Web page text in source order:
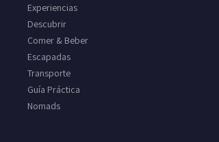
Experiencias
Descubrir
Comer & Beber
Escapadas
Transporte
Guía Práctica
Nomads